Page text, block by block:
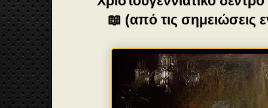
📖 (από τις σημειώσεις